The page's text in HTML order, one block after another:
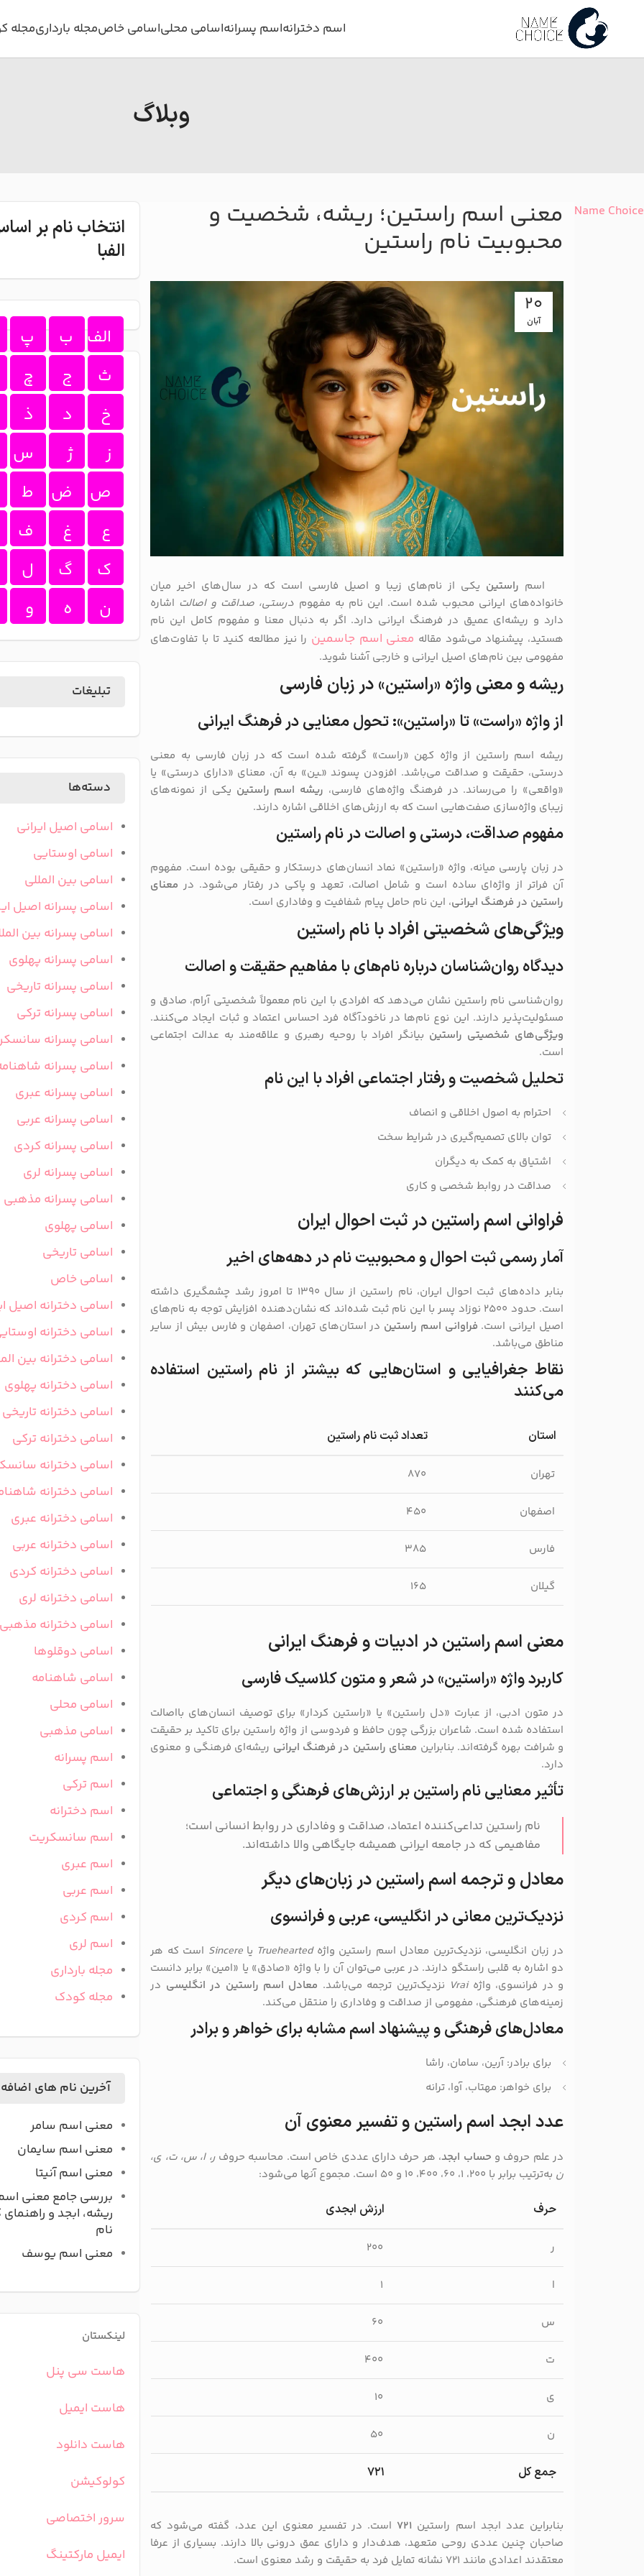
اسم دخترانهاسم پسرانهاسامی محلیاسامی خاصمجله بارداریمجله
وبلاگ
Name Choice معنی اسم راستین؛ ریشه، شخصیت و
محبوبیت نام راستین
20
آبان
اسم راستین یکی از نام‌های زیبا و اصیل فارسی است که در سال‌های اخیر میان
خانواده‌های ایرانی محبوب شده است. این نام به مفهوم درستی، صداقت و اصالت اشاره
دارد و ریشه‌ای عمیق در فرهنگ ایرانی دارد. اگر به دنبال معنا و مفهوم کامل این نام
هستید، پیشنهاد می‌شود مقاله معنی اسم جاسمین را نیز مطالعه کنید تا با تفاوت‌های
مفهومی بین نام‌های اصیل ایرانی و خارجی آشنا شوید.
ریشه و معنی واژه «راستین» در زبان فارسی
از واژه «راست» تا «راستین»: تحول معنایی در فرهنگ ایرانی
ریشه اسم راستین از واژه کهن «راست» گرفته شده است که در زبان فارسی به معنی
درستی، حقیقت و صداقت می‌باشد. افزودن پسوند «ـین» به آن، معنای «دارای درستی» یا
«واقعی» را می‌رساند. در فرهنگ واژه‌های فارسی، ریشه اسم راستین یکی از نمونه‌های
زیبای واژه‌سازی صفت‌هایی است که به ارزش‌های اخلاقی اشاره دارند.
مفهوم صداقت، درستی و اصالت در نام راستین
در زبان پارسی میانه، واژه «راستین» نماد انسان‌های درستکار و حقیقی بوده است. مفهوم
آن فراتر از واژه‌ای ساده است و شامل اصالت، تعهد و پاکی در رفتار می‌شود. در معنای
راستین در فرهنگ ایرانی، این نام حامل پیام شفافیت و وفاداری است.
ویژگی‌های شخصیتی افراد با نام راستین
دیدگاه روان‌شناسان درباره نام‌های با مفاهیم حقیقت و اصالت
روان‌شناسی نام راستین نشان می‌دهد که افرادی با این نام معمولاً شخصیتی آرام، صادق و
مسئولیت‌پذیر دارند. این نوع نام‌ها در ناخودآگاه فرد احساس اعتماد و ثبات ایجاد می‌کنند.
ویژگی‌های شخصیتی راستین بیانگر افراد با روحیه رهبری و علاقه‌مند به عدالت اجتماعی
است.
تحلیل شخصیت و رفتار اجتماعی افراد با این نام
احترام به اصول اخلاقی و انصاف
توان بالای تصمیم‌گیری در شرایط سخت
اشتیاق به کمک به دیگران
صداقت در روابط شخصی و کاری
فراوانی اسم راستین در ثبت احوال ایران
آمار رسمی ثبت احوال و محبوبیت نام در دهه‌های اخیر
بنابر داده‌های ثبت احوال ایران، نام راستین از سال ۱۳۹۰ تا امروز رشد چشمگیری داشته
است. حدود ۲۵۰۰ نوزاد پسر با این نام ثبت شده‌اند که نشان‌دهنده افزایش توجه به نام‌های
اصیل ایرانی است. فراوانی اسم راستین در استان‌های تهران، اصفهان و فارس بیش از سایر
مناطق می‌باشد.
نقاط جغرافیایی و استان‌هایی که بیشتر از نام راستین استفاده
می‌کنند
استان تعداد ثبت نام راستین
تهران ۸۷۰
اصفهان ۴۵۰
فارس ۳۸۵
گیلان ۱۶۵
معنی اسم راستین در ادبیات و فرهنگ ایرانی
کاربرد واژه «راستین» در شعر و متون کلاسیک فارسی
در متون ادبی، از عبارت «دل راستین» یا «راستین کردار» برای توصیف انسان‌های بااصالت
استفاده شده است. شاعران بزرگی چون حافظ و فردوسی از واژه راستین برای تاکید بر حقیقت
و شرافت بهره گرفته‌اند. بنابراین معنای راستین در فرهنگ ایرانی ریشه‌ای فرهنگی و معنوی
دارد.
تأثیر معنایی نام راستین بر ارزش‌های فرهنگی و اجتماعی
نام راستین تداعی‌کننده اعتماد، صداقت و وفاداری در روابط انسانی است؛
مفاهیمی که در جامعه ایرانی همیشه جایگاهی والا داشته‌اند.
معادل و ترجمه اسم راستین در زبان‌های دیگر
نزدیک‌ترین معانی در انگلیسی، عربی و فرانسوی
در زبان انگلیسی، نزدیک‌ترین معادل اسم راستین واژهTruehearted یاSincere است که هر
دو اشاره به قلبی راستگو دارند. در عربی می‌توان آن را با واژه «صادق» یا «امین» برابر دانست
و در فرانسوی، واژهVrai نزدیک‌ترین ترجمه می‌باشد. معادل اسم راستین در انگلیسی در
زمینه‌های فرهنگی، مفهومی از صداقت و وفاداری را منتقل می‌کند.
معادل‌های فرهنگی و پیشنهاد اسم مشابه برای خواهر و برادر
برای برادر: آرین، سامان، راشا
برای خواهر: مهتاب، آوا، ترانه
عدد ابجد اسم راستین و تفسیر معنوی آن
در علم حروف و حساب ابجد، هر حرف دارای عددی خاص است. محاسبه حروفر، ا، س، ت، ی،
ن به‌ترتیب برابر با ۲۰۰، ۱، ۶۰، ۴۰۰، ۱۰ و ۵۰ است. مجموع آنها می‌شود:
حرف ارزش ابجدی
ر ۲۰۰
ا ۱
س ۶۰
ت ۴۰۰
ی ۱۰
ن ۵۰
جمع کل ۷۲۱
بنابراین عدد ابجد اسم راستین ۷۲۱ است. در تفسیر معنوی این عدد، گفته می‌شود که
صاحبان چنین عددی روحی متعهد، هدف‌دار و دارای عمق درونی بالا دارند. بسیاری از عرفا
معتقدند اعدادی مانند ۷۲۱ نشانه تمایل فرد به حقیقت و رشد معنوی است.
انتخاب نام بر
الفبا
الف ب
پ
ث
ج
چ
خ
د
ذ
ز
ژ
س
ص
ض
ط
ع
غ
ف
ک
گ
ل
ن
ه و
تبلیغات
دسته‌ها
اسامی اصیل ایرانی
اسامی اوستایی
اسامی بین المللی
اسامی پسرانه اصیل
اسامی پسرانه بین
اسامی پسرانه پهلوی
اسامی پسرانه تاریخی
اسامی پسرانه ترکی
اسامی پسرانه
اسامی پسرانه
اسامی پسرانه عبری
اسامی پسرانه عربی
اسامی پسرانه کردی
اسامی پسرانه لری
اسامی پسرانه مذهبی
اسامی پهلوی
اسامی تاریخی
اسامی خاص
اسامی دخترانه اصیل
اسامی دخترانه
اسامی دخترانه بین
اسامی دخترانه پهلوی
اسامی دخترانه تاریخی
اسامی دخترانه ترکی
اسامی دخترانه
اسامی دخترانه
اسامی دخترانه عبری
اسامی دخترانه عربی
اسامی دخترانه کردی
اسامی دخترانه لری
اسامی دخترانه مذهبی
اسامی دوقلوها
اسامی شاهنامه
اسامی محلی
اسامی مذهبی
اسم پسرانه
اسم ترکی
اسم دخترانه
اسم سانسکریت
اسم عبری
اسم عربی
اسم کردی
اسم لری
مجله بارداری
مجله کودک
آخرین نام های
معنی اسم سامر
معنی اسم سایمان
معنی اسم آنیتا
بررسی جامع معنی
ریشه، ابجد و
نام
معنی اسم یوسف
لینکستان
هاست سی پنل
هاست ایمیل
هاست دانلود
کولوکیشن
سرور اختصاصی
ایمیل مارکتینگ